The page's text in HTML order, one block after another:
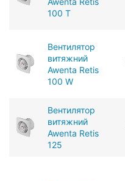
100 T
Вентилятор
витяжний
Awenta Retis
100 W
Вентилятор
витяжний
Awenta Retis
125